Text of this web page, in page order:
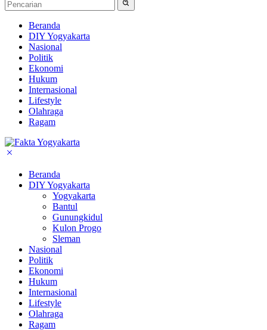
Beranda
DIY Yogyakarta
Nasional
Politik
Ekonomi
Hukum
Internasional
Lifestyle
Olahraga
Ragam
Beranda
DIY Yogyakarta
Yogyakarta
Bantul
Gunungkidul
Kulon Progo
Sleman
Nasional
Politik
Ekonomi
Hukum
Internasional
Lifestyle
Olahraga
Ragam